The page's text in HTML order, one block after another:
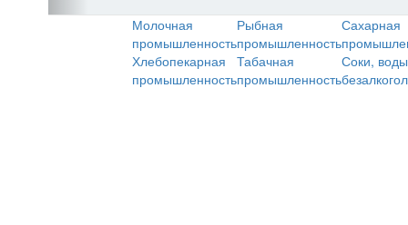
Молочная
промышленность
Рыбная
промышленность
Сахарная
Хлебопекарная
промышленность
Табачная
промышленность
Соки,